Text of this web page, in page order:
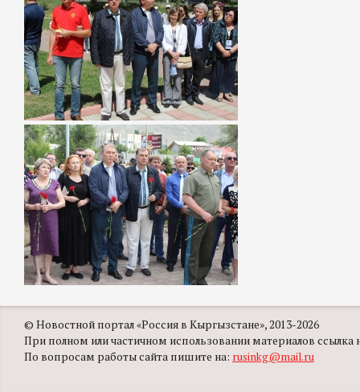
© Новостной портал «Россия в Кыргызстане», 2013-2026
При полном или частичном использовании материалов ссылка
По вопросам работы сайта пишите на: rusinkg@mail.ru